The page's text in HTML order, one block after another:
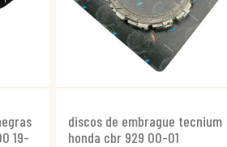
19-
discos de embrague tecnium
honda cbr 929 00-01